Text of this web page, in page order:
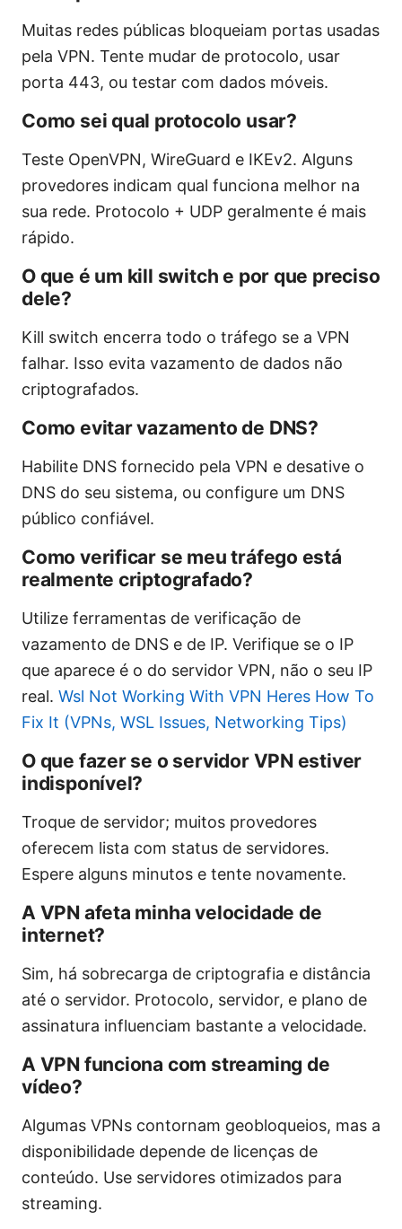
Muitas redes públicas bloqueiam portas usadas
pela VPN. Tente mudar de protocolo, usar
porta 443, ou testar com dados móveis.
Como sei qual protocolo usar?
Teste OpenVPN, WireGuard e IKEv2. Alguns
provedores indicam qual funciona melhor na
sua rede. Protocolo + UDP geralmente é mais
rápido.
O que é um kill switch e por que preciso
dele?
Kill switch encerra todo o tráfego se a VPN
falhar. Isso evita vazamento de dados não
criptografados.
Como evitar vazamento de DNS?
Habilite DNS fornecido pela VPN e desative o
DNS do seu sistema, ou configure um DNS
público confiável.
Como verificar se meu tráfego está
realmente criptografado?
Utilize ferramentas de verificação de
vazamento de DNS e de IP. Verifique se o IP
que aparece é o do servidor VPN, não o seu IP
real. Wsl Not Working With VPN Heres How To
Fix It (VPNs, WSL Issues, Networking Tips)
O que fazer se o servidor VPN estiver
indisponível?
Troque de servidor; muitos provedores
oferecem lista com status de servidores.
Espere alguns minutos e tente novamente.
A VPN afeta minha velocidade de
internet?
Sim, há sobrecarga de criptografia e distância
até o servidor. Protocolo, servidor, e plano de
assinatura influenciam bastante a velocidade.
A VPN funciona com streaming de
vídeo?
Algumas VPNs contornam geobloqueios, mas a
disponibilidade depende de licenças de
conteúdo. Use servidores otimizados para
streaming.